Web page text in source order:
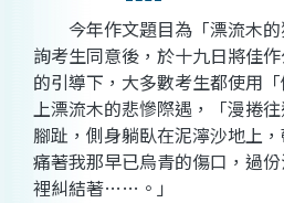
今年作文題目為「漂流木的
詢考生同意後，於十九日將佳
的引導下，大多數考生都使用
上漂流木的悲慘際遇，「漫捲
腳趾，側身躺臥在泥濘沙地上
痛著我那早已烏青的傷口，過
裡糾結著……。」